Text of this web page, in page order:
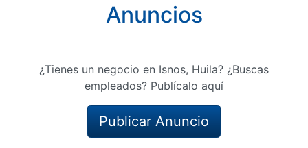
Anuncios
¿Tienes un negocio en Isnos, Huila? ¿Buscas
empleados? Publícalo aquí
Publicar Anuncio